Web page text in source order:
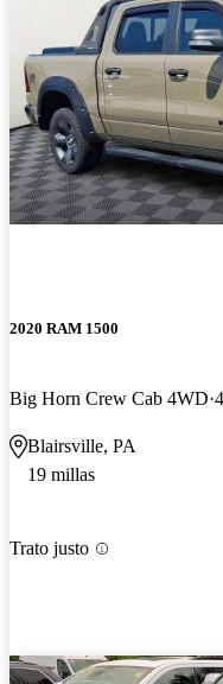
2020 RAM 1500
Big Horn Crew Cab 4WD
Blairsville, PA
19 millas
Trato justo